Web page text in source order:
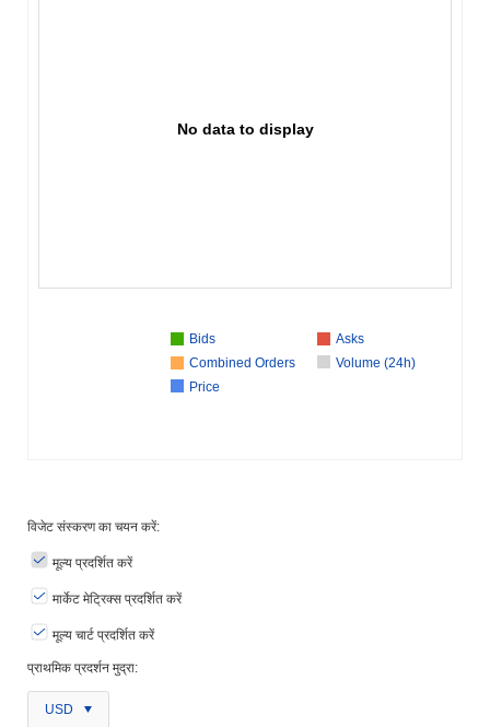
No data to display
Bids
Asks
Combined Orders
Volume (24h)
Price
विजेट संस्करण का चयन करें:
मूल्य प्रदर्शित करें
मार्केट मेट्रिक्स प्रदर्शित करें
मूल्य चार्ट प्रदर्शित करें
प्राथमिक प्रदर्शन मुद्रा:
USD